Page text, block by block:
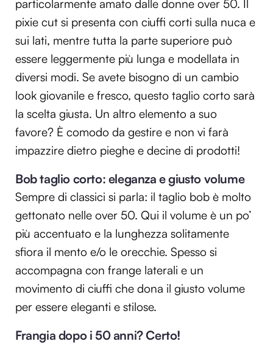
particolarmente amato dalle donne over 50. Il
pixie cut si presenta con ciuffi corti sulla nuca e
sui lati, mentre tutta la parte superiore può
essere leggermente più lunga e modellata in
diversi modi. Se avete bisogno di un cambio
look giovanile e fresco, questo taglio corto sarà
la scelta giusta. Un altro elemento a suo
favore? È comodo da gestire e non vi farà
impazzire dietro pieghe e decine di prodotti!
Bob taglio corto: eleganza e giusto volume
Sempre di classici si parla: il taglio bob è molto
gettonato nelle over 50. Qui il volume è un po’
più accentuato e la lunghezza solitamente
sfiora il mento e/o le orecchie. Spesso si
accompagna con frange laterali e un
movimento di ciuffi che dona il giusto volume
per essere eleganti e stilose.
Frangia dopo i 50 anni? Certo!